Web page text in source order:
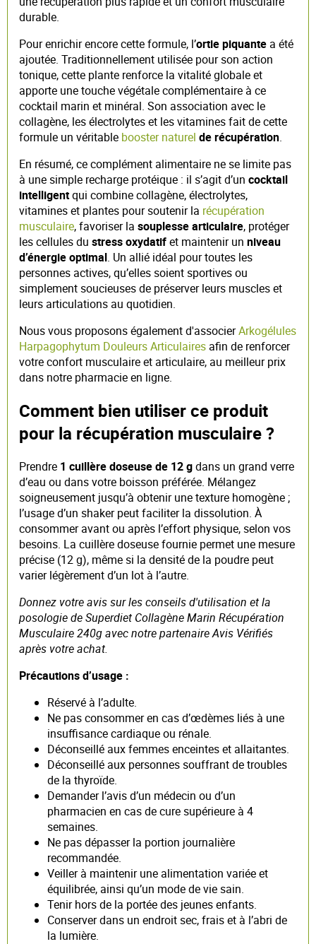
durable.
Pour enrichir encore cette formule, l’ortie piquante a été
ajoutée. Traditionnellement utilisée pour son action
tonique, cette plante renforce la vitalité globale et
apporte une touche végétale complémentaire à ce
cocktail marin et minéral. Son association avec le
collagène, les électrolytes et les vitamines fait de cette
formule un véritable booster naturel de récupération.
En résumé, ce complément alimentaire ne se limite pas
à une simple recharge protéique : il s’agit d’un cocktail
intelligentqui combine collagène, électrolytes,
vitamines et plantes pour soutenir la récupération
musculaire, favoriser la souplesse articulaire, protéger
les cellules du stress oxydatifet maintenir un niveau
d’énergie optimal. Un allié idéal pour toutes les
personnes actives, qu’elles soient sportives ou
simplement soucieuses de préserver leurs muscles et
leurs articulations au quotidien.
Nous vous proposons également d'associerArkogélules
Harpagophytum Douleurs Articulaires afin de renforcer
votre confort musculaire et articulaire, au meilleur prix
dans notre pharmacie en ligne.
Comment bien utiliser ce produit
pour la récupération musculaire ?
Prendre 1 cuillère doseuse de 12 gdans un grand verre
d’eau ou dans votre boisson préférée. Mélangez
soigneusement jusqu’à obtenir une texture homogène ;
l’usage d’un shaker peut faciliter la dissolution. À
consommer avant ou après l’effort physique, selon vos
besoins. La cuillère doseuse fournie permet une mesure
précise (12 g), même si la densité de la poudre peut
varier légèrement d’un lot à l’autre.
Donnez votre avis sur les conseils d'utilisation et la
posologie de Superdiet Collagène Marin Récupération
Musculaire 240g avec notre partenaire Avis Vérifiés
après votre achat.
Précautions d’usage :
Réservé à l’adulte.
Ne pas consommer en cas d’œdèmes liés à une
insuffisance cardiaque ou rénale.
Déconseillé aux femmes enceintes et allaitantes.
Déconseillé aux personnes souffrant de troubles
de la thyroïde.
Demander l’avis d’un médecin ou d’un
pharmacien en cas de cure supérieure à 4
semaines.
Ne pas dépasser la portion journalière
recommandée.
Veiller à maintenir une alimentation variée et
équilibrée, ainsi qu’un mode de vie sain.
Tenir hors de la portée des jeunes enfants.
Conserver dans un endroit sec, frais et à l’abri de
la lumière.